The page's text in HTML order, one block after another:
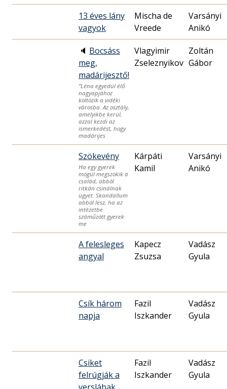
13 éves lány
vagyok
Mischa de
Vreede
Varsányi
Anikó
🔈 Bocsáss
meg,
madárijesztő!
”Léna egyedül élő
nagyapjához
költözik a vidéki
városba. Az osztály,
amelyikbe kerül,
azzal kezdi az
ismerkedést, hogy
madárijes
Vlagyimir
Zseleznyikov
Zoltán
Gábor
Szökevény
Ha egy gyerek
mögül megszökik a
család, abból
ritkán csinálnak
ügyet. Skandallum
abból lesz, ha az
intézetbe
száműzött gyerek
me
Kárpáti
Kamil
Varsányi
Anikó
A felesleges
angyal
Kapecz
Zsuzsa
Vadász
Gyula
Csík három
napja
Fazil
Iszkander
Vadász
Gyula
Csiket
felrúgják a
Fazil
Iszkander
Vadász
Gyula